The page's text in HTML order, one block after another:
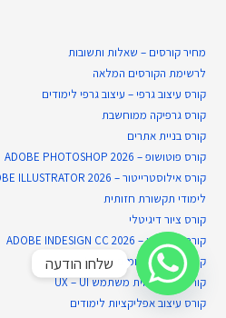
מחיר קורסים – שאלות ותשובות
לרשימת הקורסים המלאה
קורס עיצוב גרפי – עיצוב גרפי לימודים
קורס גרפיקה ממוחשבת
קורס בניית​ אתרים
קורס פוטושופ – ADOBE PHOTOSHOP 2026
קורס אילוסטרייטור – ADOBE ILLUSTRATOR 2026
לימודי תקשורת חזותית
קורס ציור דיגיטלי
קורס אינדיזיין – ADOBE INDESIGN CC 2026
קורס עיצוב אלבומים דיגיטליים
קורס עיצוב חווית משתמש UX – UI
קורס עיצוב אפליקציות לימודים
שלחו הודעה